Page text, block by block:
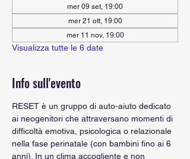
mer 09 set, 19:00
mer 21 ott, 19:00
mer 11 nov, 19:00
Visualizza tutte le 6 date
Info sull'evento
RESET è un gruppo di auto-aiuto dedicato
ai neogenitori che attraversano momenti di
difficoltà emotiva, psicologica o relazionale
nella fase perinatale (con bambini fino ai 6
anni). In un clima accogliente e non